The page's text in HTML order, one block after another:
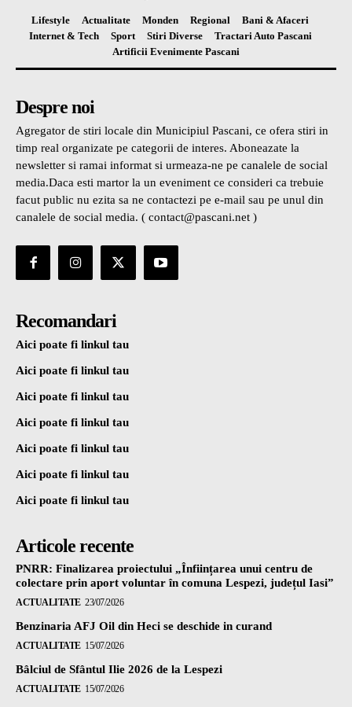
Lifestyle Actualitate Monden Regional
Bani & Afaceri
Internet & Tech
Sport Stiri Diverse
Tractari Auto Pascani
Artificii Evenimente Pascani
Despre noi
Agregator de stiri locale din Municipiul Pascani, ce ofera stiri in
timp real organizate pe categorii de interes. Aboneazate la
newsletter si ramai informat si urmeaza-ne pe canalele de social
media.Daca esti martor la un eveniment ce consideri ca trebuie
facut public nu ezita sa ne contactezi pe e-mail sau pe unul din
canalele de social media. ( contact@pascani.net )
Recomandari
Aici poate fi linkul tau
Aici poate fi linkul tau
Aici poate fi linkul tau
Aici poate fi linkul tau
Aici poate fi linkul tau
Aici poate fi linkul tau
Aici poate fi linkul tau
Articole recente
PNRR: Finalizarea proiectului „Înființarea unui centru de
colectare prin aport voluntar în comuna Lespezi, județul Iasi”
ACTUALITATE 23/07/2026
Benzinaria AFJ Oil din Heci se deschide in curand
ACTUALITATE 15/07/2026
Bâlciul de Sfântul Ilie 2026 de la Lespezi
ACTUALITATE 15/07/2026